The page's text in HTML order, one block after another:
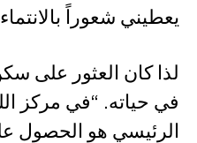
يعطيني شعوراً
لذا كان العثور على
في حياته. “في مركز
الرئيسي هو الحصول